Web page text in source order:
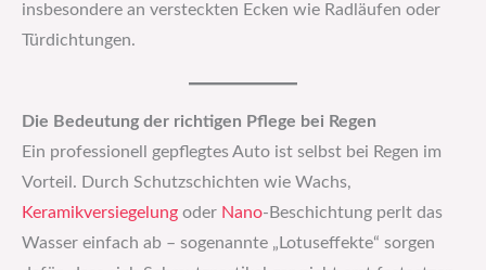
insbesondere an versteckten Ecken wie Radläufen oder
Türdichtungen.
Die Bedeutung der richtigen Pflege bei Regen
Ein professionell gepflegtes Auto ist selbst bei Regen im
Vorteil. Durch Schutzschichten wie Wachs,
Keramikversiegelung oder Nano-Beschichtung perlt das
Wasser einfach ab – sogenannte „Lotuseffekte“ sorgen